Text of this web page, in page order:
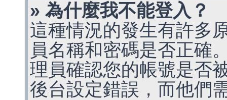
» 為什麼我不能登入？
這種情況的發生有許多
員名稱和密碼是否正確
理員確認您的帳號是否
後台設定錯誤，而他們